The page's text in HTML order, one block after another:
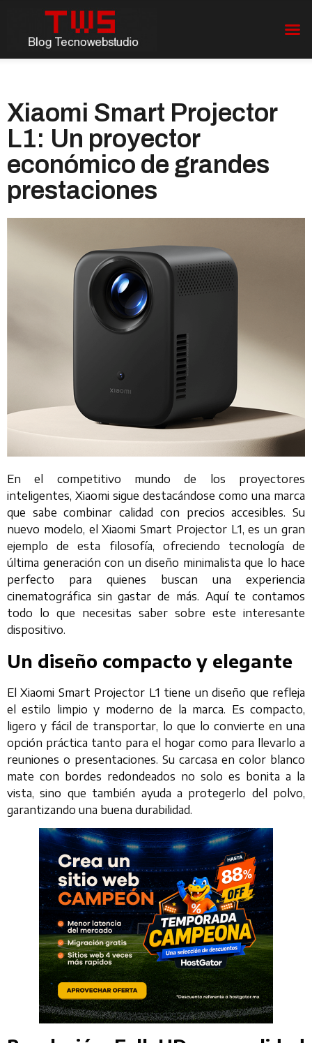
Xiaomi Smart Projector
L1: Un proyector
económico de grandes
prestaciones
En el competitivo mundo de los proyectores
inteligentes, Xiaomi sigue destacándose como una marca
que sabe combinar calidad con precios accesibles. Su
nuevo modelo, el Xiaomi Smart Projector L1, es un gran
ejemplo de esta filosofía, ofreciendo tecnología de
última generación con un diseño minimalista que lo hace
perfecto para quienes buscan una experiencia
cinematográfica sin gastar de más. Aquí te contamos
todo lo que necesitas saber sobre este interesante
dispositivo.
Un diseño compacto y elegante
El Xiaomi Smart Projector L1 tiene un diseño que refleja
el estilo limpio y moderno de la marca. Es compacto,
ligero y fácil de transportar, lo que lo convierte en una
opción práctica tanto para el hogar como para llevarlo a
reuniones o presentaciones. Su carcasa en color blanco
mate con bordes redondeados no solo es bonita a la
vista, sino que también ayuda a protegerlo del polvo,
garantizando una buena durabilidad.